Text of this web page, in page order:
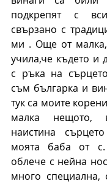
подкрепят с
свързано с
ми . Още от
учила,че където и
с ръка на
съм българка и
тук са моите
малка нещото,
наистина
моята баба от
облече с нейна
много специална,